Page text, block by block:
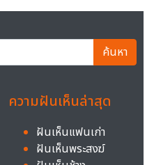
ค้นหา
ความฝันเห็นล่าสุด
ฝันเห็นแฟนเก่า
ฝันเห็นพระสงฆ์